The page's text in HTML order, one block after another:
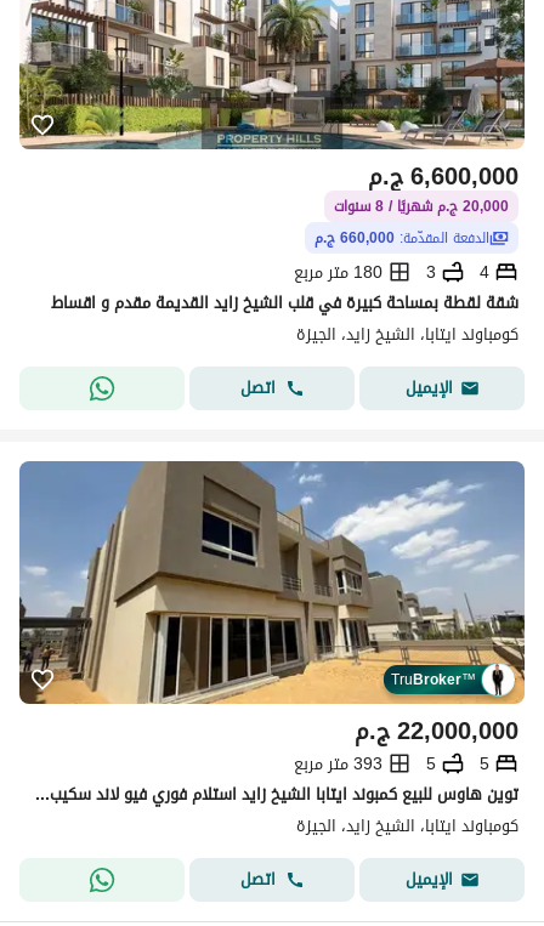
ج.م6,600,000
20,000 ج.م شهريًا / 8 سنوات
الدفعة المقدّمة: 660,000 ج.م
4
3
180 متر مربع
شقة لقطة بمساحة كبيرة في قلب الشيخ زايد القديمة مقدم و اقساط
كومباوند ايتابا، الشيخ زايد، الجيزة
الإيميل
اتصل
TruBroker™
ج.م22,000,000
5
5
393 متر مربع
توين هاوس للبيع كمبوند ايتابا الشيخ زايد استلام فوري فيو لاند سكيب بسعر مميز
كومباوند ايتابا، الشيخ زايد، الجيزة
الإيميل
اتصل